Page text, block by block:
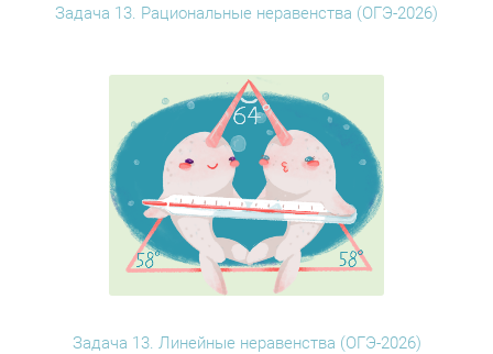
Задача 13. Рациональные неравенства (ОГЭ-2026)
Задача 13. Линейные неравенства (ОГЭ-2026)